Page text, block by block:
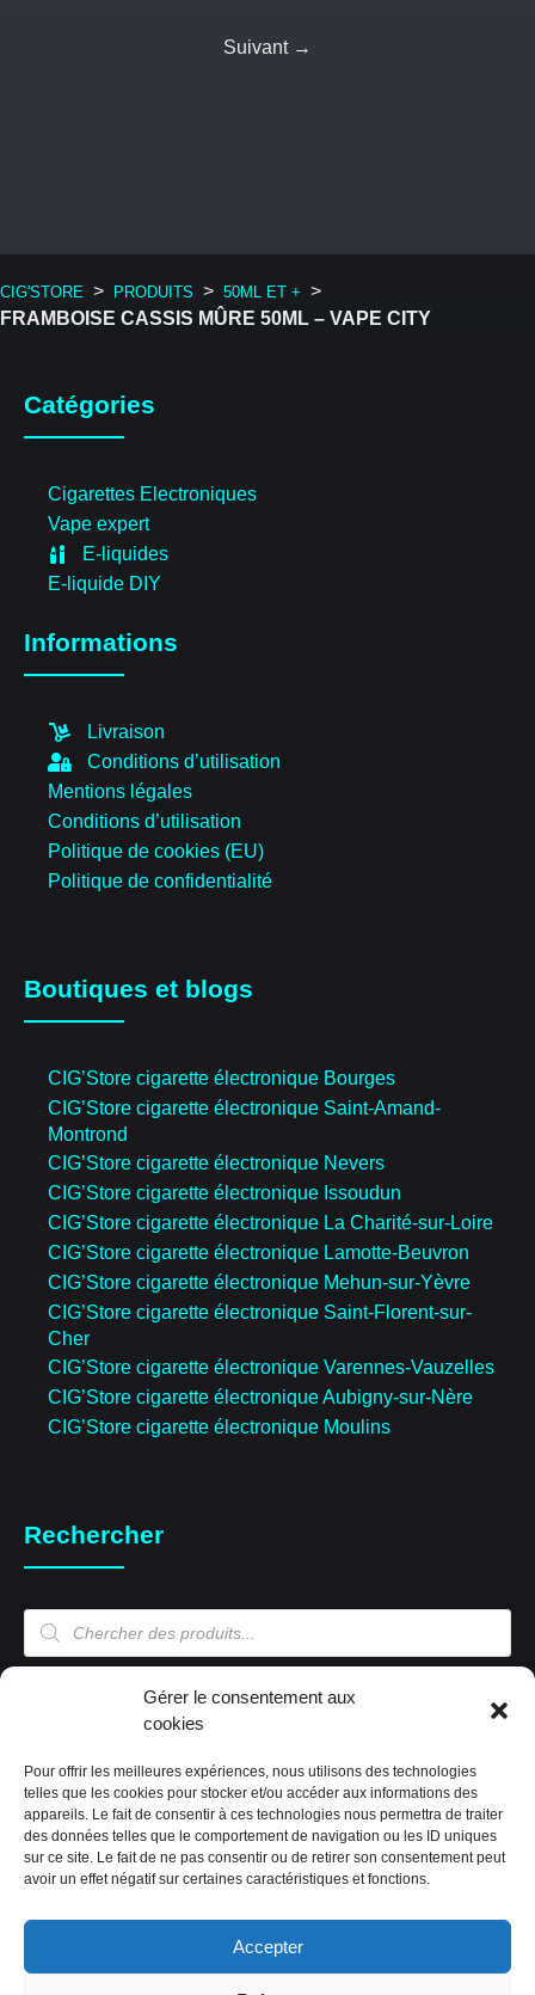
Gérer le consentement aux
cookies
Pour offrir les meilleures expériences, nous utilisons des technologies
telles que les cookies pour stocker et/ou accéder aux informations des
appareils. Le fait de consentir à ces technologies nous permettra de traiter
des données telles que le comportement de navigation ou les ID uniques
sur ce site. Le fait de ne pas consentir ou de retirer son consentement peut
avoir un effet négatif sur certaines caractéristiques et fonctions.
Accepter
Suivant →
CIG'STORE > PRODUITS > 50ML ET + >
FRAMBOISE CASSIS MÛRE 50ML – VAPE CITY
Catégories
Cigarettes Electroniques
Vape expert
E-liquides
E-liquide DIY
Informations
Livraison
Conditions d’utilisation
Mentions légales
Conditions d’utilisation
Politique de cookies (EU)
Politique de confidentialité
Boutiques et blogs
CIG’Store cigarette électronique Bourges
CIG’Store cigarette électronique Saint-Amand-
Montrond
CIG’Store cigarette électronique Nevers
CIG’Store cigarette électronique Issoudun
CIG’Store cigarette électronique La Charité-sur-Loire
CIG’Store cigarette électronique Lamotte-Beuvron
CIG’Store cigarette électronique Mehun-sur-Yèvre
CIG’Store cigarette électronique Saint-Florent-sur-
Cher
CIG’Store cigarette électronique Varennes-Vauzelles
CIG’Store cigarette électronique Aubigny-sur-Nère
CIG’Store cigarette électronique Moulins
Rechercher
Recherche
produits
Mon compte
Mon compte
Validation de la commande
Panier
Boutique
Politique de cookies (EU)